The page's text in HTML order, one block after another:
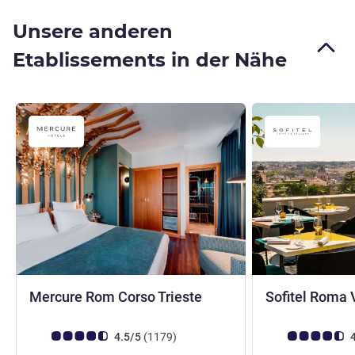
Unsere anderen
Etablissements in der Nähe
Mercure Rom Corso Trieste
Note Kundenmeinungen (Bewertung ALL)
4.5/5 (1179Bewertungen
)
Sofitel Roma
Note